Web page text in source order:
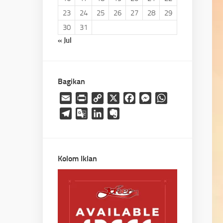
23
24 25 26 27 28
29
30
31
« Jul
Bagikan
Email
Print
Copy
Link
FacebookMessenger
TelegramGoogleLinkedIn
Kolom Iklan